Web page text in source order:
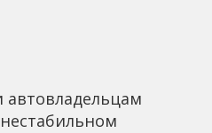
автовладельцам